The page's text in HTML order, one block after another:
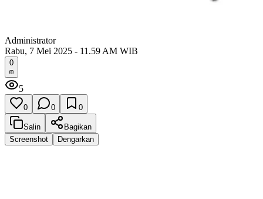
Administrator
Rabu, 7 Mei 2025 - 11.59 AM WIB
0
5
0 0 0
Salin
Bagikan
Screenshot
Dengarkan